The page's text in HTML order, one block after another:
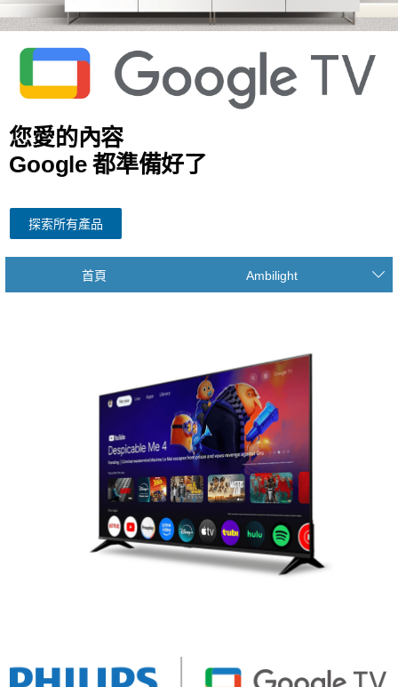
您愛的內容
Google 都準備好了
探索所有產品
首頁 Ambilight